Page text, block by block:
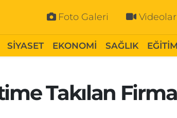
Foto Galeri Videolar
SİYASET EKONOMİ SAĞLIK EĞİTİM
Takılan